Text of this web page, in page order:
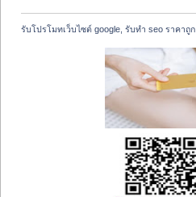
รับโปรโมทเว็บไซต์ google, รับทำ seo ราคาถูก